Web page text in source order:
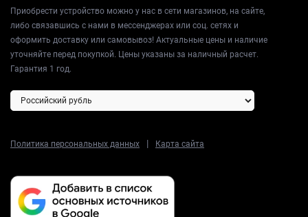
Приобрести устройство можно у нас в сети магазинов, на сайте,
либо связавшись с нами в мессенджерах или соц. сетях и
оформить доставку или самовывоз! Актуальные цены и наличие
уточняйте перед покупкой. Цены указаны за наличный расчет.
Гарантия 1 год.
Политика персональных данных | Карта сайта